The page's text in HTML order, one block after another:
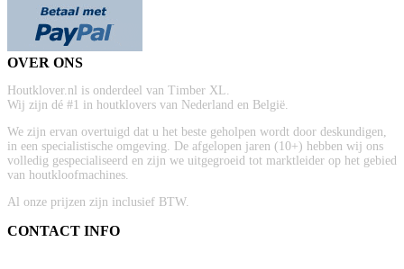
OVER ONS
Houtklover.nl is onderdeel van Timber XL.
Wij zijn dé #1 in houtklovers van Nederland en België.
We zijn ervan overtuigd dat u het beste geholpen wordt door deskundigen,
in een specialistische omgeving. De afgelopen jaren (10+) hebben wij ons
volledig gespecialiseerd en zijn we uitgegroeid tot marktleider op het gebied
van houtkloofmachines.
Al onze prijzen zijn inclusief BTW.
CONTACT INFO